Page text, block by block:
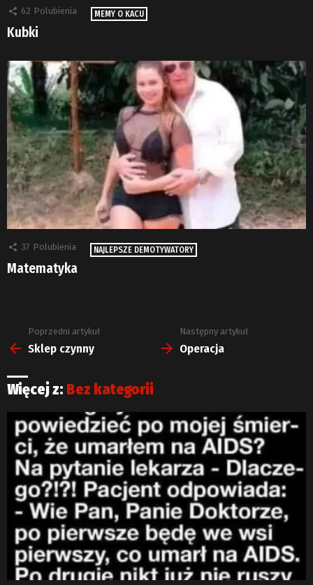
62 Polubienia MEMY O KACU
Kubki
37 Polubienia NAJLEPSZE DEMOTYWATORY
Matematyka
Zobacz
więcej
Poprzedni artykuł
Sklep czynny
Następny artykuł
Operacja
Więcej z: Bez kategorii